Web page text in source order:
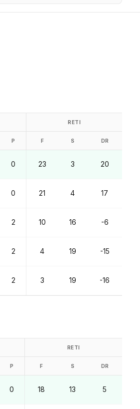
RETI
P F S DR
0 23 3 20
0 21 4 17
2 10 16 -6
2 4 19 -15
2 3 19 -16
RETI
P F S DR
0 18 13 5